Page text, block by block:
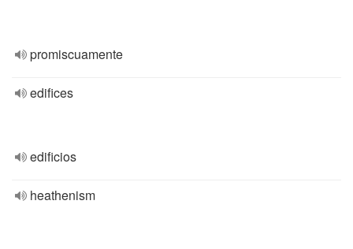
promiscuamente
edifices
edificios
heathenism